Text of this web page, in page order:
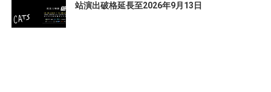
站演出破格延長至2026年9月13日